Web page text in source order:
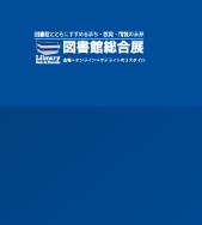
ー
用
メ